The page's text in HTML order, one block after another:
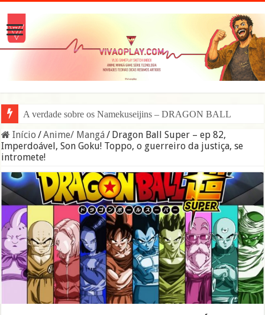
A verdade sobre os Namekuseijins – DRAGON BALL #News
Início /Anime/ Mangá/ Dragon Ball Super – ep 82,
Imperdoável, Son Goku! Toppo, o guerreiro da justiça, se
intromete!